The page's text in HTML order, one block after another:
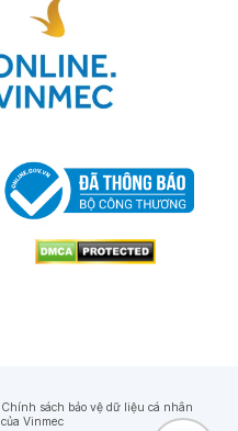
Chính sách bảo vệ dữ liệu cá nhân
của Vinmec